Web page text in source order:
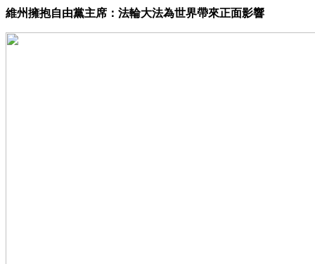
維州擁抱自由黨主席：法輪大法為世界帶來正面影響